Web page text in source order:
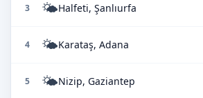
3 🌤️Halfeti, Şanlıurfa
4 🌤️Karataş, Adana
5 🌤️Nizip, Gaziantep